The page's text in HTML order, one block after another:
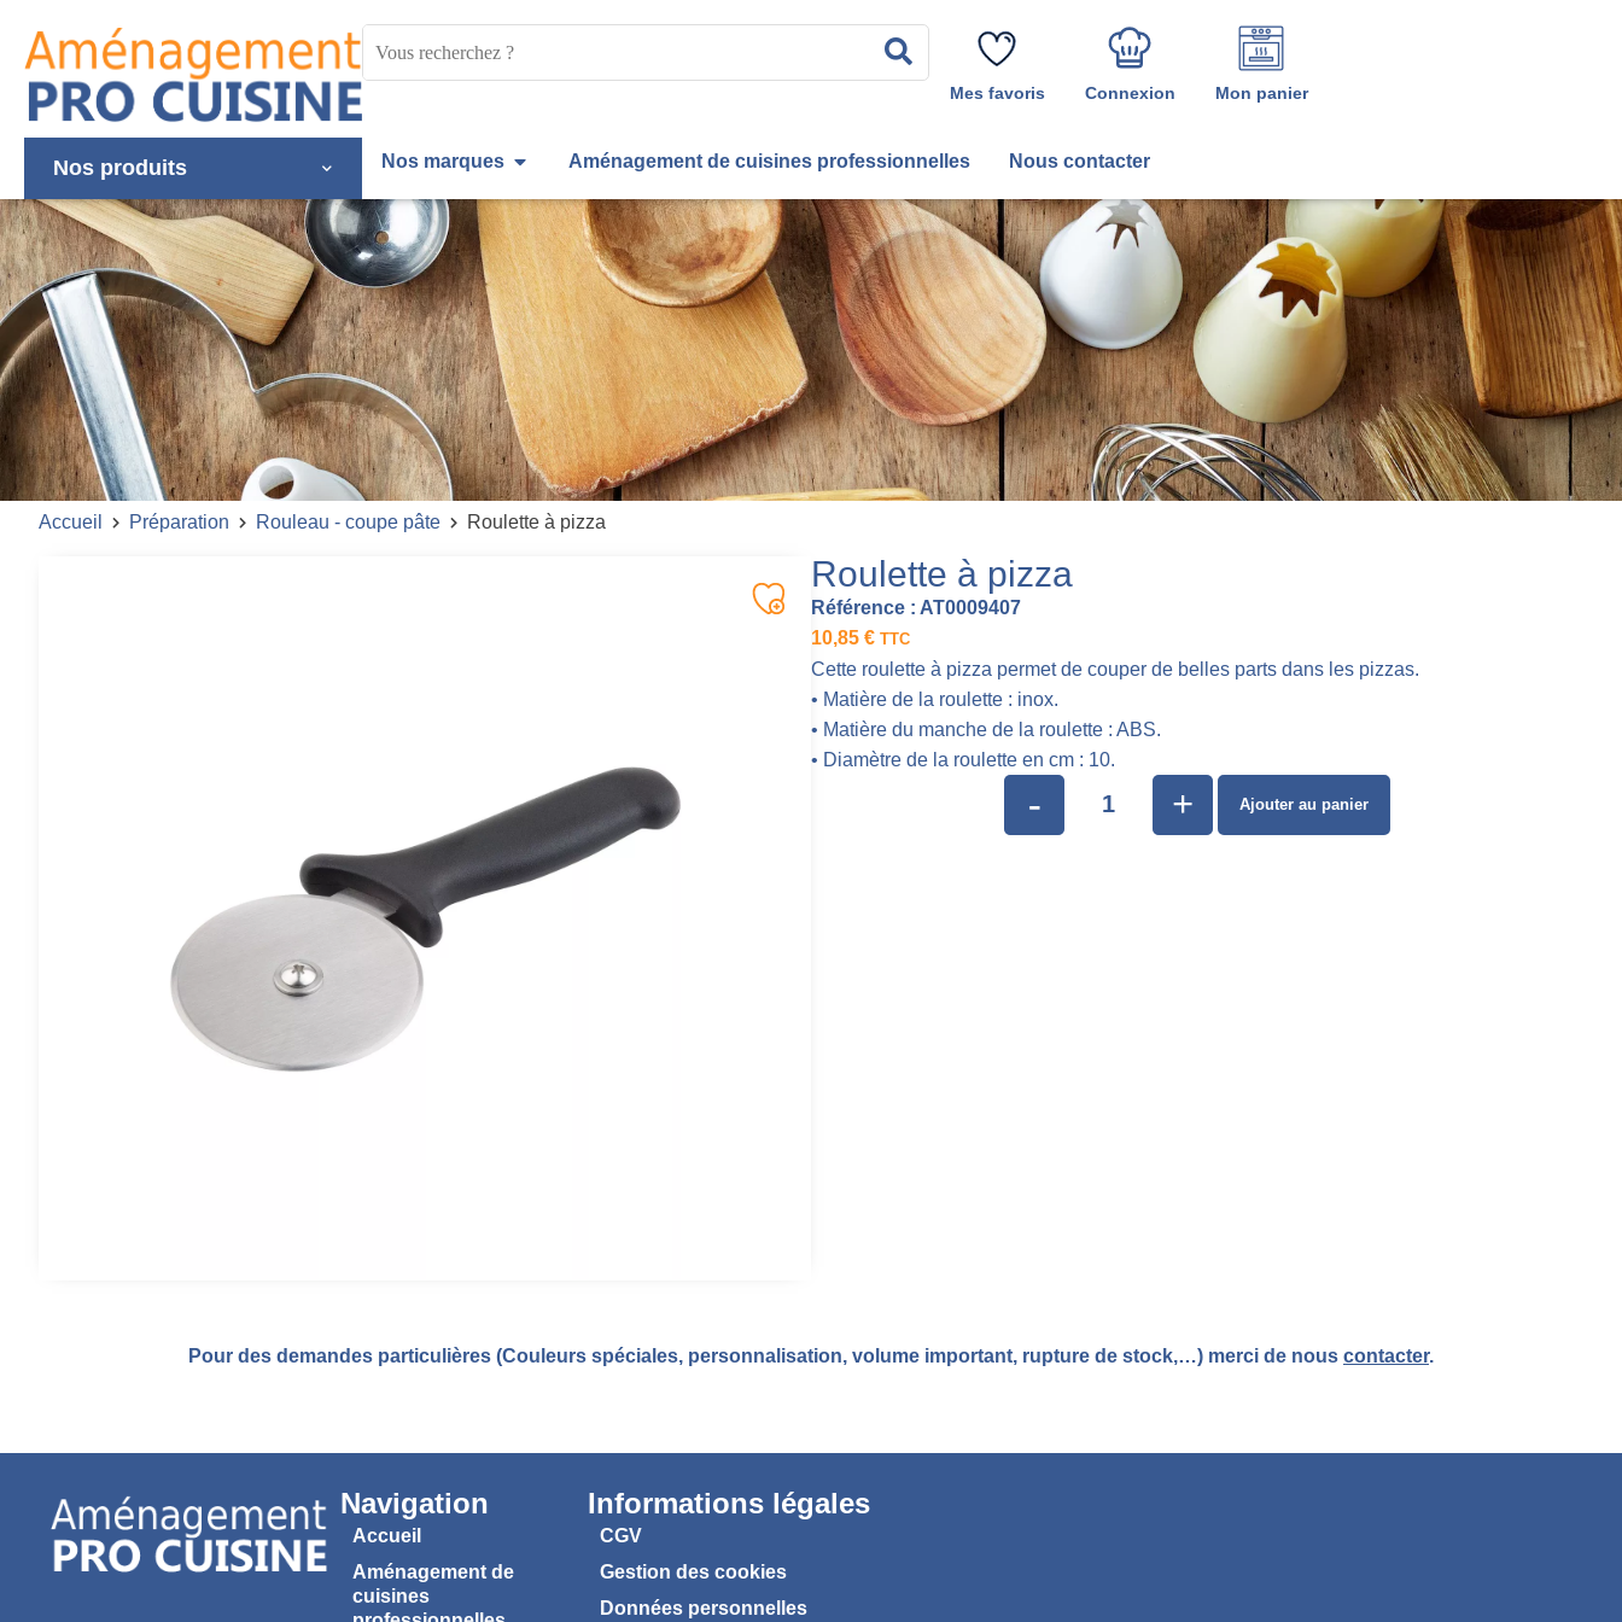
Rechercher
Mes favoris Connexion Mon panier
Nos produits Nos marques Aménagement de cuisines professionnelles Nous contacter
Accueil Préparation Rouleau - coupe pâte Roulette à pizza
Roulette à pizza
Référence : AT0009407
10,85 € TTC
Cette roulette à pizza permet de couper de belles parts dans les pizzas.
• Matière de la roulette : inox.
• Matière du manche de la roulette : ABS.
• Diamètre de la roulette en cm : 10.
- + Ajouter au panier
Pour des demandes particulières (Couleurs spéciales, personnalisation, volume important, rupture de stock,…) merci de nous contacter.
Navigation
Accueil
Aménagement de
cuisines
Informations légales
CGV
Gestion des cookies
Données personnelles